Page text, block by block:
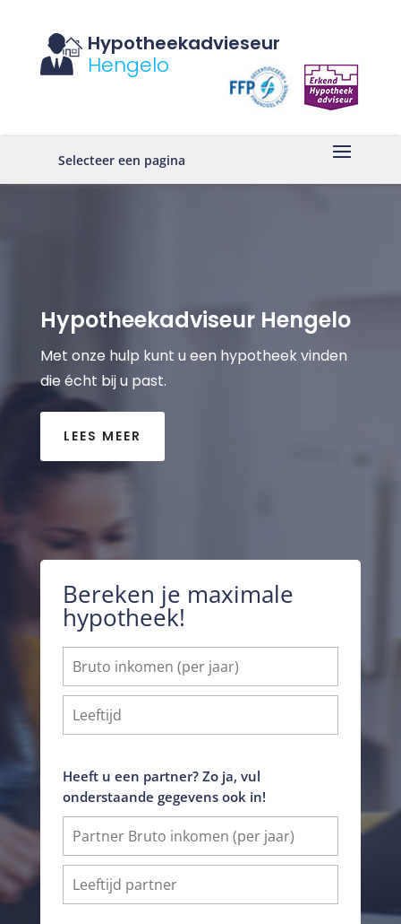
Hypotheekadvieseur
Hengelo
Selecteer een pagina
Hypotheekadviseur Hengelo
Met onze hulp kunt u een hypotheek vinden
die écht bij u past.
LEES MEER
Bereken je maximale
hypotheek!
Heeft u een partner? Zo ja, vul
onderstaande gegevens ook in!